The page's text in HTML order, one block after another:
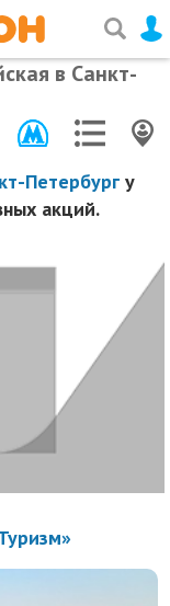
в Санкт-
Петербург у
акций.